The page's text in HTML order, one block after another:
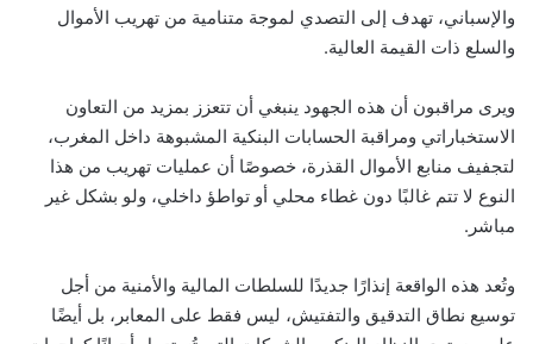
والإسباني، تهدف إلى التصدي لموجة متنامية من تهريب الأموال
والسلع ذات القيمة العالية.
ويرى مراقبون أن هذه الجهود ينبغي أن تتعزز بمزيد من التعاون
الاستخباراتي ومراقبة الحسابات البنكية المشبوهة داخل المغرب،
لتجفيف منابع الأموال القذرة، خصوصًا أن عمليات تهريب من هذا
النوع لا تتم غالبًا دون غطاء محلي أو تواطؤ داخلي، ولو بشكل غير
مباشر.
وتُعد هذه الواقعة إنذارًا جديدًا للسلطات المالية والأمنية من أجل
توسيع نطاق التدقيق والتفتيش، ليس فقط على المعابر، بل أيضًا